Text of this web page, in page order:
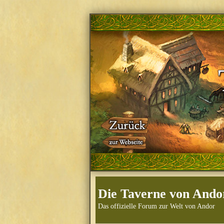
Die Taverne von
Das offizielle Forum zur Welt von Andor